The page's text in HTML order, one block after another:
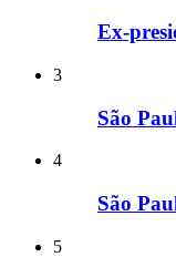
Ex-
3
São
4
São
5